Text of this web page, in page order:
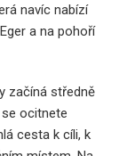
navíc nabízí
a na pohoří
začíná středně
ocitnete
cesta k cíli, k